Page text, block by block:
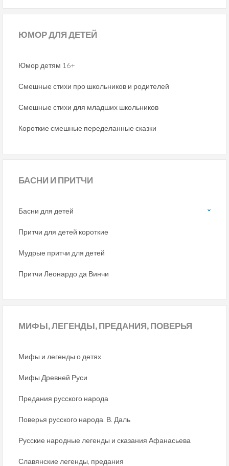
ЮМОРДЛЯ ДЕТЕЙ
Юмор детям 16+
Смешные стихи про школьников и родителей
Смешные стихи для младших школьников
Короткие смешные переделанные сказки
БАСНИ И ПРИТЧИ
Басни для детей
Притчи для детей короткие
Мудрые притчи для детей
Притчи Леонардо да Винчи
МИФЫ,ЛЕГЕНДЫ, ПРЕДАНИЯ, ПОВЕРЬЯ
Мифы и легенды о детях
Мифы Древней Руси
Предания русского народа
Поверья русского народа. В. Даль
Русские народные легенды и сказания Афанасьева
Славянские легенды, предания